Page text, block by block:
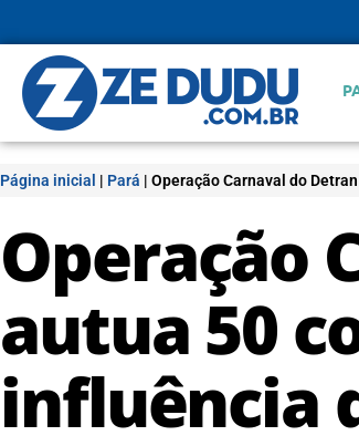
Página inicial | Pará | Operação Carnaval do
Operação
autua 50
influência